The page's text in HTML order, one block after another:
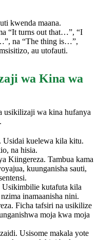
kwenda maana.
“It turns out that…”, “I
na “The thing is…”,
au utofauti.
wa Kina wa
usikilizaji wa kina hufanya
Usidai kuelewa kila kitu.
na hisia.
Kiingereza. Tambua kama
kuunganisha sauti,
Usikimbilie kutafuta kila
inamaanisha nini.
Ficha tafsiri na usikilize
moja kwa moja
Usisome makala yote